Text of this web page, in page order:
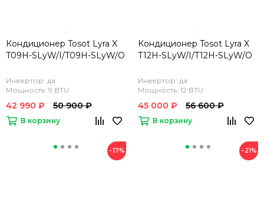
Кондиционер Tosot Lyra X
T09H-SLyW/I/T09H-SLyW/O
Инвертор: да
Мощность: 9 BTU
42 990 ₽ 50 900 ₽
В корзину
Кондиционер Tosot Lyra X
T12H-SLyW/I/T12H-SLyW/O
Инвертор: да
Мощность: 12 BTU
45 000 ₽ 56 600 ₽
В корзину
−17% −21%